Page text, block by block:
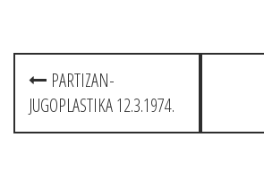
Post
navigation
PARTIZAN-
JUGOPLASTIKA 12.3.1974.